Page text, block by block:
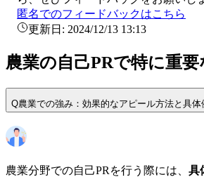
匿名でのフィードバックはこちら
更新日: 2024/12/13 13:13
農業の自己PRで特に重要
Q農業での強み：効果的なアピール方法と具体
農業分野での自己PRを行う際には、 具